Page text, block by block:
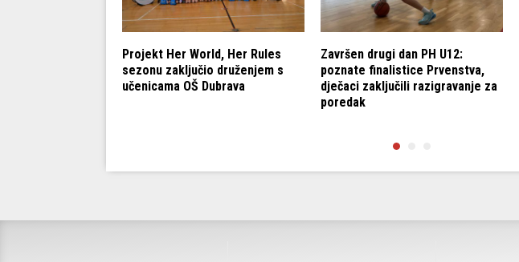
Projekt Her World, Her Rules
sezonu zaključio druženjem s
učenicama OŠ Dubrava
Završen drugi dan PH U12:
poznate finalistice Prvenstva,
dječaci zaključili razigravanje za
poredak